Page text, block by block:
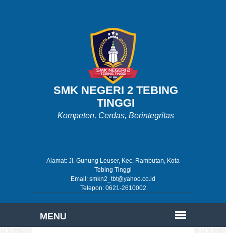
SMK NEGERI 2 TEBING
TINGGI
Kompeten, Cerdas, Berintegritas
Alamat: Jl. Gunung Leuser, Kec. Rambutan, Kota
Tebing Tinggi
Email: smkn2_tbt@yahoo.co.id
Telepon: 0621-2610002